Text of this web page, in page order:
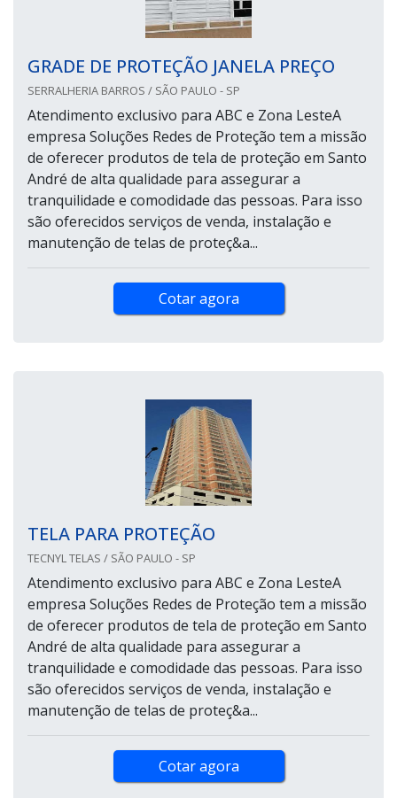
GRADE DE PROTEÇÃO JANELA PREÇO
SERRALHERIA BARROS / SÃO PAULO - SP
Atendimento exclusivo para ABC e Zona LesteA
empresa Soluções Redes de Proteção tem a missão
de oferecer produtos de tela de proteção em Santo
André de alta qualidade para assegurar a
tranquilidade e comodidade das pessoas. Para isso
são oferecidos serviços de venda, instalação e
manutenção de telas de proteç&a...
Cotar agora
TELA PARA PROTEÇÃO
TECNYL TELAS / SÃO PAULO - SP
Atendimento exclusivo para ABC e Zona LesteA
empresa Soluções Redes de Proteção tem a missão
de oferecer produtos de tela de proteção em Santo
André de alta qualidade para assegurar a
tranquilidade e comodidade das pessoas. Para isso
são oferecidos serviços de venda, instalação e
manutenção de telas de proteç&a...
Cotar agora